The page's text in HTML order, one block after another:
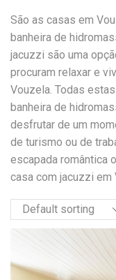
São as casas em
banheira de
jacuzzi são uma
procuram relaxar e
Vouzela. Todas
banheira de
desfrutar de um
de turismo ou de
escapada romântica
casa com jacuzzi em